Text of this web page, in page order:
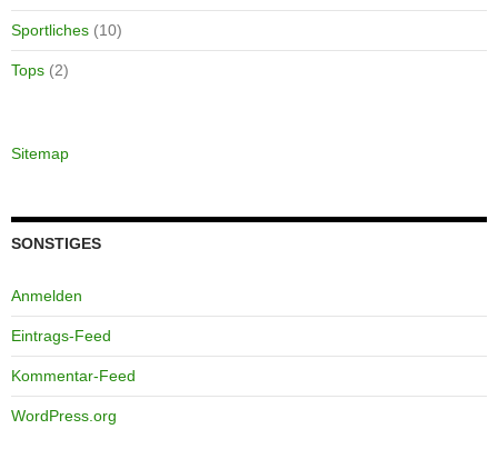
Sportliches (10)
Tops (2)
Sitemap
SONSTIGES
Anmelden
Eintrags-Feed
Kommentar-Feed
WordPress.org